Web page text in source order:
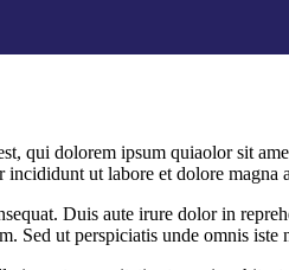
qui dolorem ipsum quiaolor sit
incididunt ut labore et dolore magna
Duis aute irure dolor in
Sed ut perspiciatis unde omnis iste